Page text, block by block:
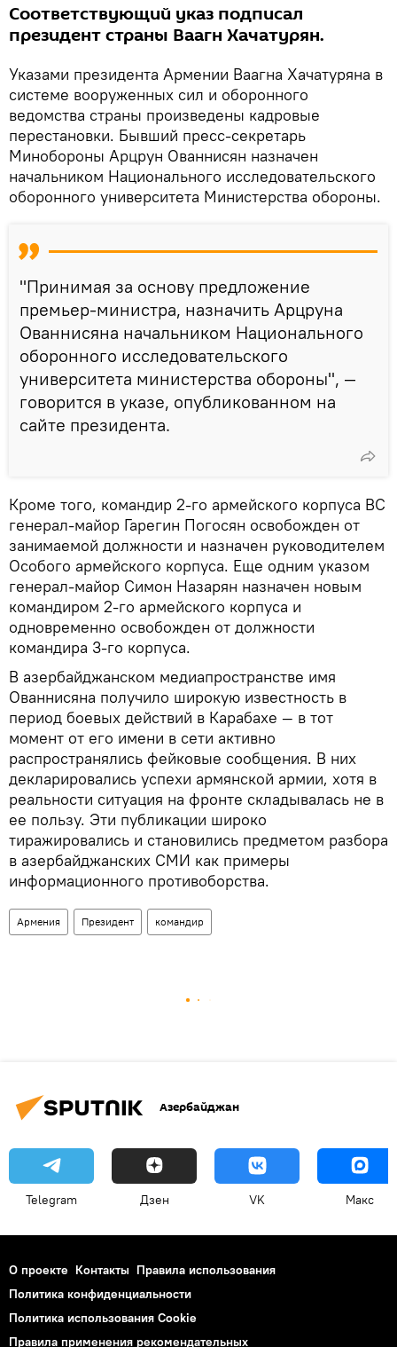
Соответствующий указ подписал
президент страны Ваагн Хачатурян.
Указами президента Армении Ваагна Хачатуряна в
системе вооруженных сил и оборонного
ведомства страны произведены кадровые
перестановки. Бывший пресс-секретарь
Минобороны Арцрун Ованнисян назначен
начальником Национального исследовательского
оборонного университета Министерства обороны.
"Принимая за основу предложение
премьер-министра, назначить Арцруна
Ованнисяна начальником Национального
оборонного исследовательского
университета министерства обороны", —
говорится в указе, опубликованном на
сайте президента.
Кроме того, командир 2-го армейского корпуса ВС
генерал-майор Гарегин Погосян освобожден от
занимаемой должности и назначен руководителем
Особого армейского корпуса. Еще одним указом
генерал-майор Симон Назарян назначен новым
командиром 2-го армейского корпуса и
одновременно освобожден от должности
командира 3-го корпуса.
В азербайджанском медиапространстве имя
Ованнисяна получило широкую известность в
период боевых действий в Карабахе — в тот
момент от его имени в сети активно
распространялись фейковые сообщения. В них
декларировались успехи армянской армии, хотя в
реальности ситуация на фронте складывалась не в
ее пользу. Эти публикации широко
тиражировались и становились предметом разбора
в азербайджанских СМИ как примеры
информационного противоборства.
Армения Президент командир
Азербайджан
Telegram Дзен VK Макс
О проекте Контакты Правила использования
Политика конфиденциальности
Политика использования Cookie
Правила применения рекомендательных